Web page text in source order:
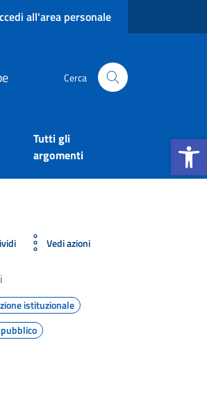
Apri la
all'area personale
Cerca
Tutti gli
argomenti
Vedi azioni
istituzionale